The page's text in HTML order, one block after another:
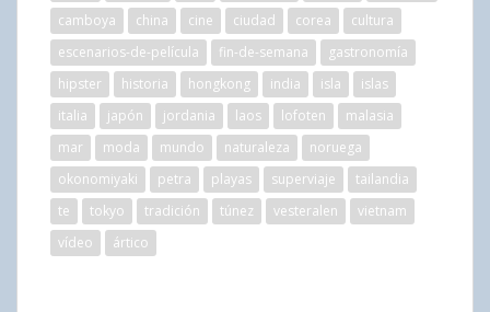
camboya
china cine ciudad corea
cultura
escenarios-de-película
fin-de-semana
gastronomía
hipster
historia hongkong india isla
islas
italia
japón jordania laos lofoten
malasia
mar
moda mundo naturaleza
noruega
okonomiyaki
petra playas superviaje
tailandia
te
tokyo tradición túnez vesteralen
vietnam
vídeo
ártico